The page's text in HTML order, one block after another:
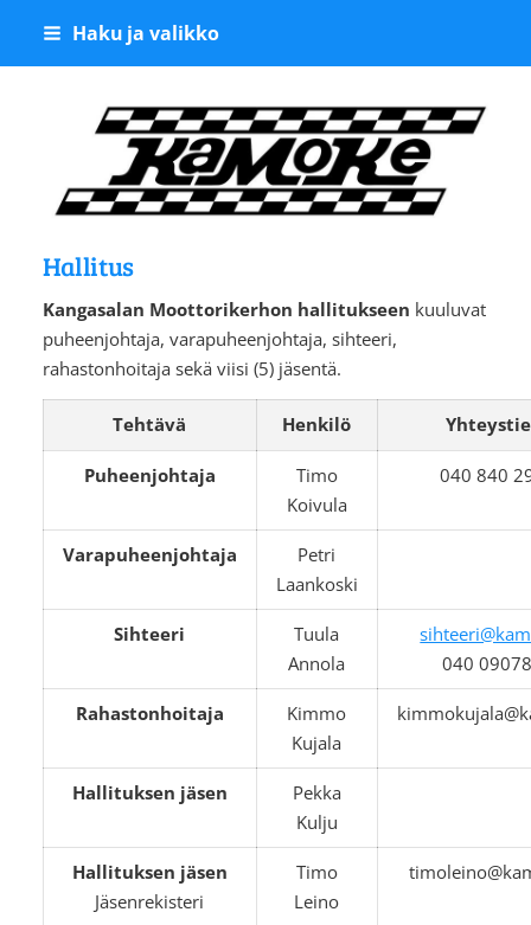
Siirry
Haku ja valikko
Kangasalan
Hallitus
Kangasalan Moottorikerhon hallitukseen kuuluvat
puheenjohtaja, varapuheenjohtaja, sihteeri,
rahastonhoitaja sekä viisi (5) jäsentä.
Tehtävä Henkilö
Puheenjohtaja
Timo
Koivula
040 840
Varapuheenjohtaja
Petri
Laankoski
Sihteeri
Tuula
Annola
040
Rahastonhoitaja
Kimmo
Kujala
Hallituksen jäsen
Pekka
Kulju
Hallituksen jäsen
Jäsenrekisteri
Timo
Leino